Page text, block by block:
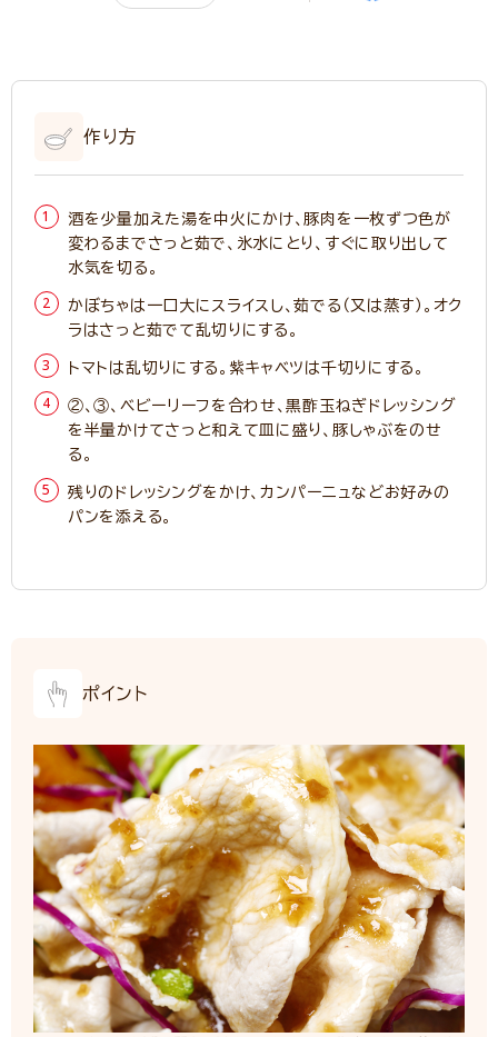
作り方
酒を少量加えた湯を中火にかけ、豚肉を一枚ずつ色が
変わるまでさっと茹で、氷水にとり、すぐに取り出して
水気を切る。
かぼちゃは一口大にスライスし、茹でる（又は蒸す）。オク
ラはさっと茹でて乱切りにする。
トマトは乱切りにする。紫キャベツは千切りにする。
②、③、ベビーリーフを合わせ、黒酢玉ねぎドレッシング
を半量かけてさっと和えて皿に盛り、豚しゃぶをのせ
る。
残りのドレッシングをかけ、カンパーニュなどお好みの
パンを添える。
ポイント